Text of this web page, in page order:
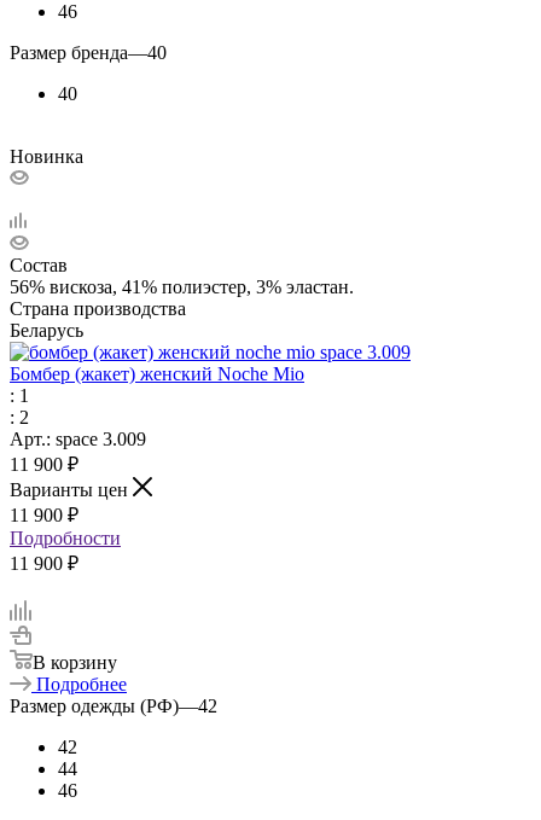
46
Размер бренда—40
40
Новинка
Состав
56% вискоза, 41% полиэстер, 3% эластан.
Страна производства
Беларусь
Бомбер (жакет) женский Noche Mio
: 1
: 2
Арт.: space 3.009
11 900 ₽
Варианты цен
11 900 ₽
Подробности
11 900 ₽
В корзину
Подробнее
Размер одежды (РФ)—42
42
44
46